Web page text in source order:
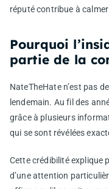
réputé contribue à
Pourquoi
partie de la
NateTheHate n’est pas
lendemain. Au fil des
grâce à plusieurs
qui se sont révélées
Cette crédibilité explique
d’une attention